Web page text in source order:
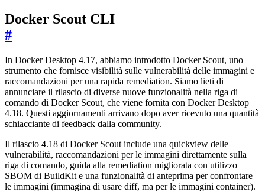
Docker Scout CLI
#
In Docker Desktop 4.17, abbiamo introdotto Docker Scout, uno
strumento che fornisce visibilità sulle vulnerabilità delle immagini e
raccomandazioni per una rapida remediation. Siamo lieti di
annunciare il rilascio di diverse nuove funzionalità nella riga di
comando di Docker Scout, che viene fornita con Docker Desktop
4.18. Questi aggiornamenti arrivano dopo aver ricevuto una quantità
schiacciante di feedback dalla community.
Il rilascio 4.18 di Docker Scout include una quickview delle
vulnerabilità, raccomandazioni per le immagini direttamente sulla
riga di comando, guida alla remediation migliorata con utilizzo
SBOM di BuildKit e una funzionalità di anteprima per confrontare
le immagini (immagina di usare diff, ma per le immagini container).